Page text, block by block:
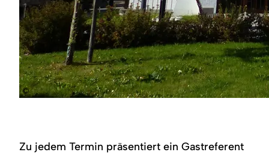
©
Zu jedem Termin präsentiert ein Gastreferent